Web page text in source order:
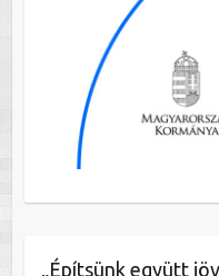
„Építsünk együtt